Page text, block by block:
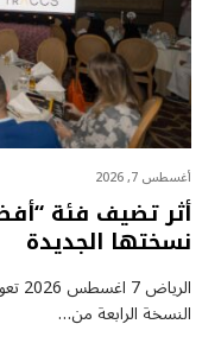
أغسطس 7, 2026
أثر تضيف فئة
نسختها الجديدة
النسخة الرابعة من…